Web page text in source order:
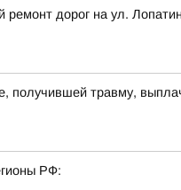
ремонт дорог на ул.
получившей травму,
РФ: